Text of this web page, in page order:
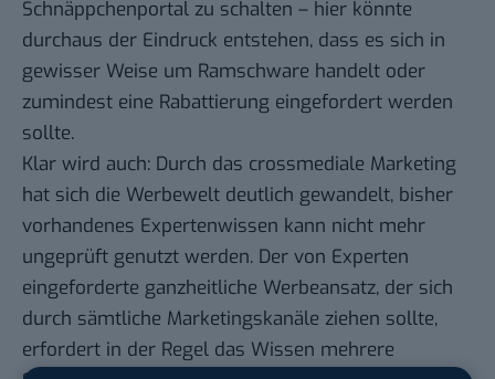
Schnäppchenportal zu schalten – hier könnte
durchaus der Eindruck entstehen, dass es sich in
gewisser Weise um Ramschware handelt oder
zumindest eine Rabattierung eingefordert werden
sollte.
Klar wird auch: Durch das crossmediale Marketing
hat sich die Werbewelt deutlich gewandelt, bisher
vorhandenes Expertenwissen kann nicht mehr
ungeprüft genutzt werden. Der von Experten
eingeforderte ganzheitliche Werbeansatz, der sich
durch sämtliche Marketingskanäle ziehen sollte,
erfordert in der Regel das Wissen mehrere